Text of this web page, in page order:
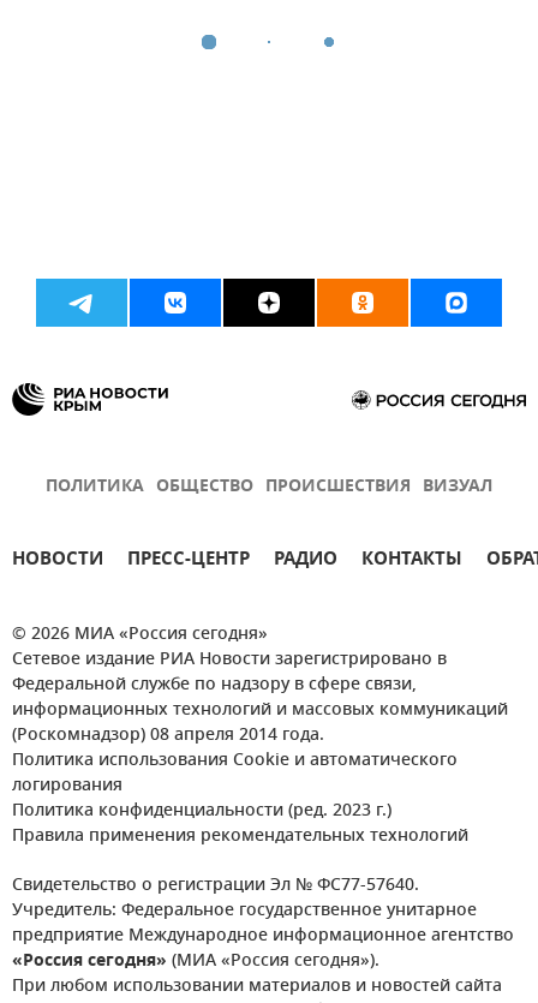
ПОЛИТИКА ОБЩЕСТВО ПРОИСШЕСТВИЯ ВИЗУАЛ
НОВОСТИ ПРЕСС-ЦЕНТР РАДИО КОНТАКТЫ
© 2026 МИА «Россия сегодня»
Сетевое издание РИА Новости зарегистрировано в
Федеральной службе по надзору в сфере связи,
информационных технологий и массовых коммуникаций
(Роскомнадзор) 08 апреля 2014 года.
Политика использования Cookie и автоматического
логирования
Политика конфиденциальности (ред. 2023 г.)
Правила применения рекомендательных технологий
Свидетельство о регистрации Эл № ФС77-57640.
Учредитель: Федеральное государственное унитарное
предприятие Международное информационное агентство
«Россия сегодня» (МИА «Россия сегодня»).
При любом использовании материалов и новостей сайта